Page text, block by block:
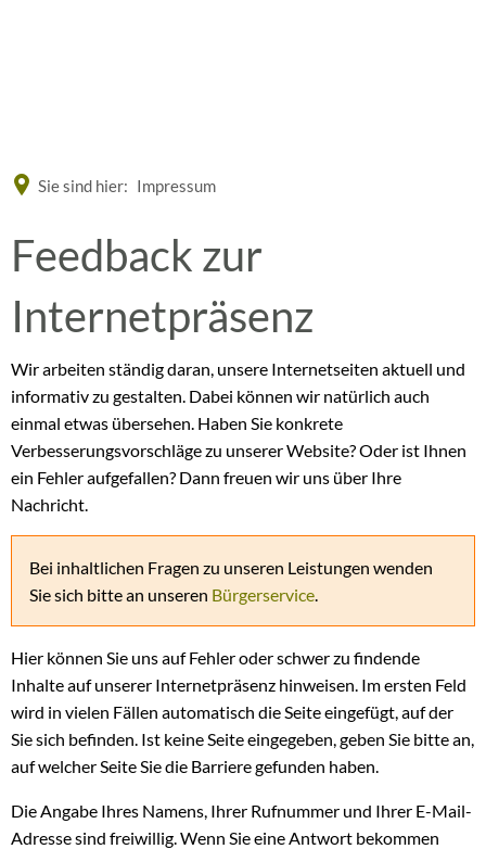
Sie sind hier: Impressum
Feedback
zur
Internetseite
Feedback zur
Internetpräsenz
Wir arbeiten ständig daran, unsere Internetseiten aktuell und
informativ zu gestalten. Dabei können wir natürlich auch
einmal etwas übersehen. Haben Sie konkrete
Verbesserungsvorschläge zu unserer Website? Oder ist Ihnen
ein Fehler aufgefallen? Dann freuen wir uns über Ihre
Nachricht.
Bei inhaltlichen Fragen zu unseren Leistungen wenden
Sie sich bitte an unseren Bürgerservice.
Hier können Sie uns auf Fehler oder schwer zu findende
Inhalte auf unserer Internetpräsenz hinweisen. Im ersten Feld
wird in vielen Fällen automatisch die Seite eingefügt, auf der
Sie sich befinden. Ist keine Seite eingegeben, geben Sie bitte an,
auf welcher Seite Sie die Barriere gefunden haben.
Die Angabe Ihres Namens, Ihrer Rufnummer und Ihrer E-Mail-
Adresse sind freiwillig. Wenn Sie eine Antwort bekommen